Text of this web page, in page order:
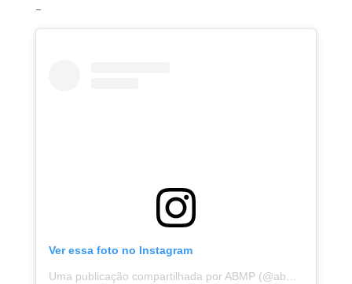
–
Ver essa foto no Instagram
Uma publicação compartilhada por ABMP (@abmpbahia)